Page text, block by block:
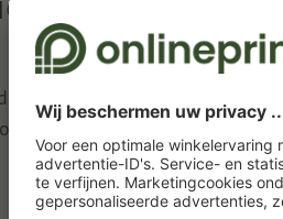
nieuwsbrief. Wij houden u op
onlinedrukkerij. Abonneer u